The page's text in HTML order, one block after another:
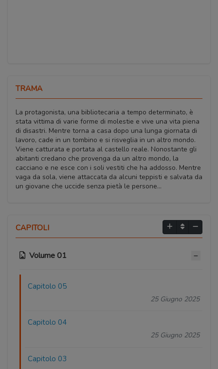
TRAMA
La protagonista, una bibliotecaria a tempo determinato, è
stata vittima di varie forme di molestie e vive una vita piena
di disastri. Mentre torna a casa dopo una lunga giornata di
lavoro, cade in un tombino e si risveglia in un altro mondo.
Viene catturata e portata al castello reale. Nonostante gli
abitanti credano che provenga da un altro mondo, la
cacciano e ne esce con i soli vestiti che ha addosso. Mentre
vaga da sola, viene attaccata da alcuni teppisti e salvata da
un giovane che uccide senza pietà le persone…
CAPITOLI
Volume 01
Capitolo 05
25 Giugno 2025
Capitolo 04
25 Giugno 2025
Capitolo 03